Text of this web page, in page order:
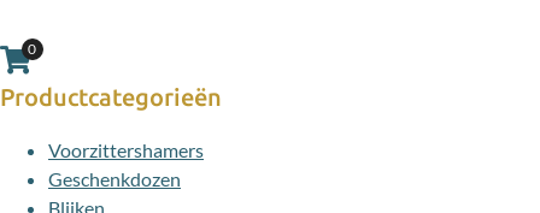
Aantal artikelen in winkelwagen:
0
Productcategorieën
Voorzittershamers
Geschenkdozen
Blijken